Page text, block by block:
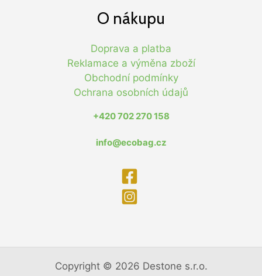
O nákupu
Doprava a platba
Reklamace a výměna zboží
Obchodní podmínky
Ochrana osobních údajů
+420 702 270 158
info@ecobag.cz
Copyright © 2026 Destone s.r.o.